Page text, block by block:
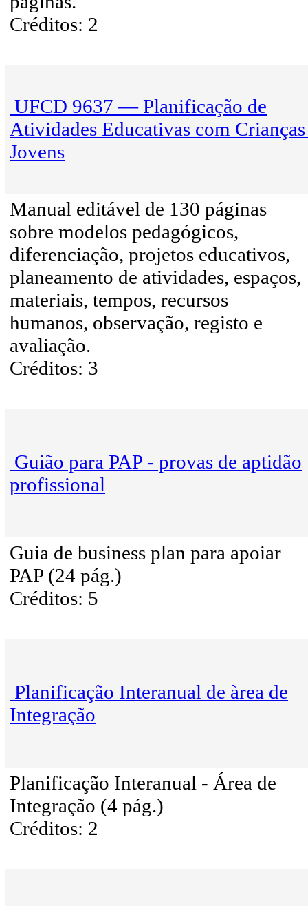
Créditos: 2
UFCD 9637 — Planificação de
Atividades Educativas com Crianças
Jovens
Manual editável de 130 páginas
sobre modelos pedagógicos,
diferenciação, projetos educativos,
planeamento de atividades, espaços,
materiais, tempos, recursos
humanos, observação, registo e
avaliação.
Créditos: 3
Guião para PAP - provas de aptidão
profissional
Guia de business plan para apoiar
PAP (24 pág.)
Créditos: 5
Planificação Interanual de àrea de
Integração
Planificação Interanual - Área de
Integração (4 pág.)
Créditos: 2